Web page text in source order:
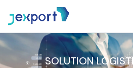
SOLUTION